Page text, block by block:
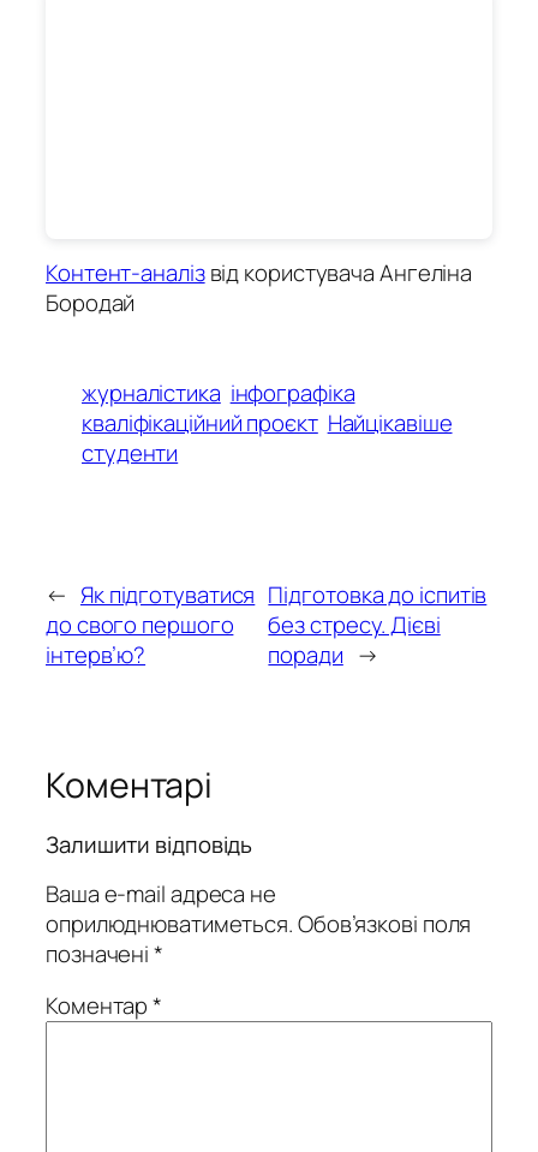
Контент-аналізвід користувача Ангеліна
Бородай
журналістика інфографіка
кваліфікаційний проєкт Найцікавіше
студенти
← Як підготуватися
до свого першого
інтерв’ю?
Підготовка до іспитів
без стресу. Дієві
поради →
Коментарі
Залишити відповідь
Ваша e-mail адреса не
оприлюднюватиметься.Обов’язкові поля
позначені*
Коментар*